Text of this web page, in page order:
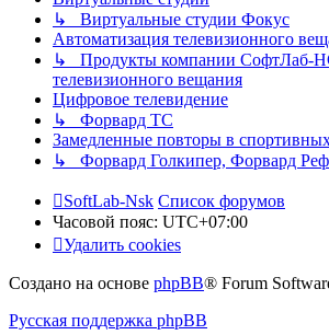
↳ Виртуальные студии Фокус
Автоматизация телевизионного
↳ Продукты компании СофтЛаб-
телевизионного вещания
Цифровое телевидение
↳ Форвард ТС
Замедленные повторы в
↳ Форвард Голкипер, Форвард
SoftLab-Nsk Список форумов
Часовой пояс: UTC+07:00
Удалить cookies
Создано на основе phpBB® Forum
Русская поддержка phpBB